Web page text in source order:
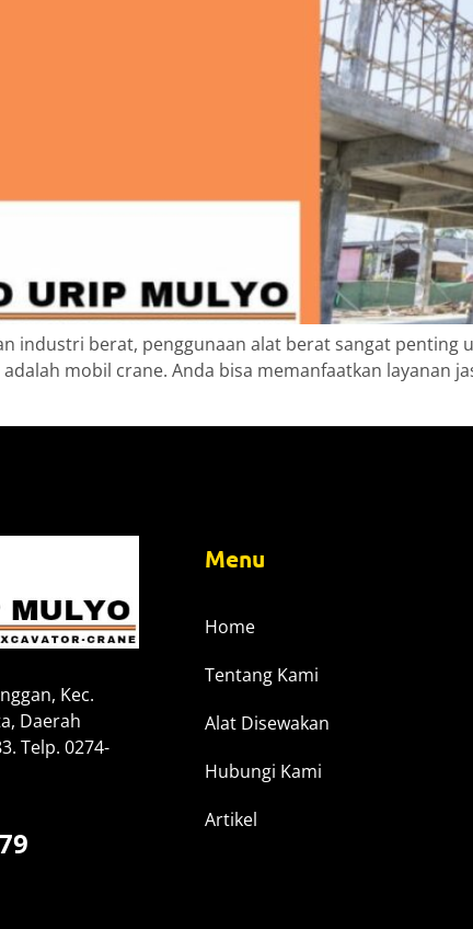
industri berat, penggunaan alat berat sangat penting
mobil crane. Anda bisa memanfaatkan layanan
Kec.
Daerah
Telp. 0274-
Menu
Home
Tentang Kami
Alat Disewakan
Hubungi Kami
Artikel